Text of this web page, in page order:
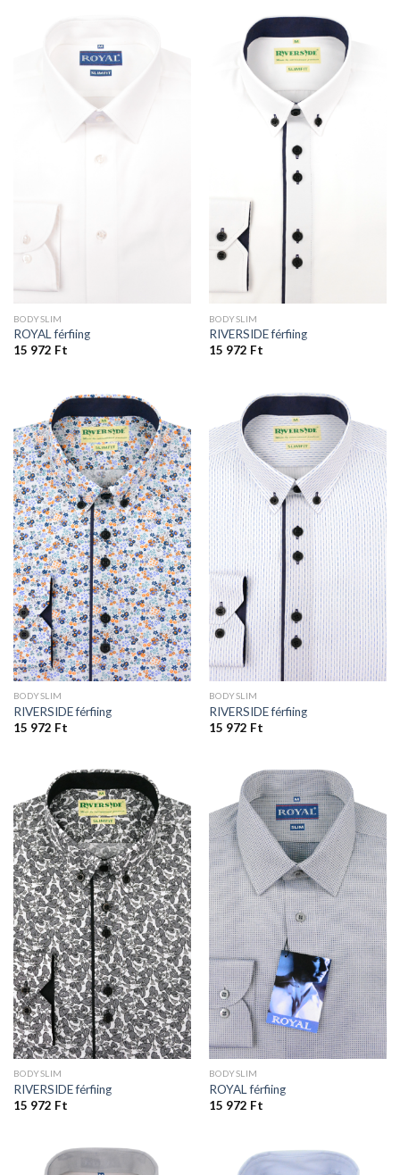
BODYSLIM
ROYAL férfiing
15 972 Ft
BODYSLIM
RIVERSIDE férfiing
15 972 Ft
BODYSLIM
RIVERSIDE férfiing
15 972 Ft
BODYSLIM
RIVERSIDE férfiing
15 972 Ft
BODYSLIM
RIVERSIDE férfiing
15 972 Ft
BODYSLIM
ROYAL férfiing
15 972 Ft